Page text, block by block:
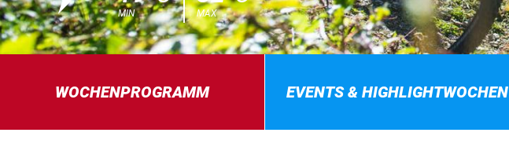
MIN MAX
WOCHENPROGRAMM EVENTS & HIGHLIGHTWOCHEN